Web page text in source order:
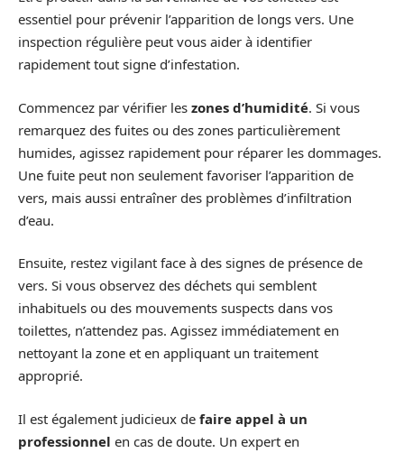
essentiel pour prévenir l’apparition de longs vers. Une
inspection régulière peut vous aider à identifier
rapidement tout signe d’infestation.
Commencez par vérifier les zones d’humidité. Si vous
remarquez des fuites ou des zones particulièrement
humides, agissez rapidement pour réparer les dommages.
Une fuite peut non seulement favoriser l’apparition de
vers, mais aussi entraîner des problèmes d’infiltration
d’eau.
Ensuite, restez vigilant face à des signes de présence de
vers. Si vous observez des déchets qui semblent
inhabituels ou des mouvements suspects dans vos
toilettes, n’attendez pas. Agissez immédiatement en
nettoyant la zone et en appliquant un traitement
approprié.
Il est également judicieux de faire appel à un
professionnel en cas de doute. Un expert en